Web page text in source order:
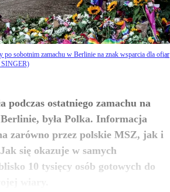
po sobotnim zamachu w Berlinie na znak wsparcia dla ofiar
podczas ostatniego zamachu na
była Polka. Informacja
zarówno przez polskie MSZ, jak i
się okazuje w samych
10 tysięcy osób gotowych do
zobacz więcej